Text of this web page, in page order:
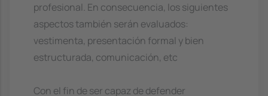
profesional. En consecuencia, los siguientes
aspectos también serán evaluados:
vestimenta, presentación formal y bien
estructurada, comunicación, etc
Con el fin de ser capaz de defender